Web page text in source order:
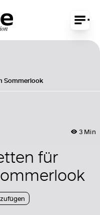
Sommerlook
3 Min
für